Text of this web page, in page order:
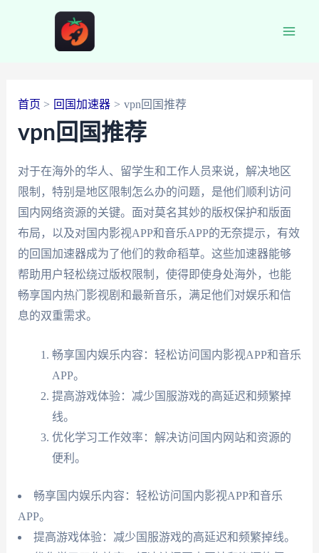
首页 回国加速器 vpn回国推荐
vpn回国推荐
对于在海外的华人、留学生和工作人员来说，解决地区
限制，特别是地区限制怎么办的问题，是他们顺利访问
国内网络资源的关键。面对莫名其妙的版权保护和版面
布局，以及对国内影视APP和音乐APP的无奈提示，有效
的回国加速器成为了他们的救命稻草。这些加速器能够
帮助用户轻松绕过版权限制，使得即使身处海外，也能
畅享国内热门影视剧和最新音乐，满足他们对娱乐和信
息的双重需求。
畅享国内娱乐内容：轻松访问国内影视APP和音乐
APP。
提高游戏体验：减少国服游戏的高延迟和频繁掉
线。
优化学习工作效率：解决访问国内网站和资源的
便利。
畅享国内娱乐内容：轻松访问国内影视APP和音乐
APP。
提高游戏体验：减少国服游戏的高延迟和频繁掉线。